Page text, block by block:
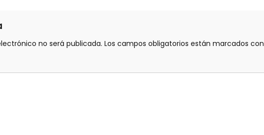
no será publicada. Los campos obligatorios están marcados con